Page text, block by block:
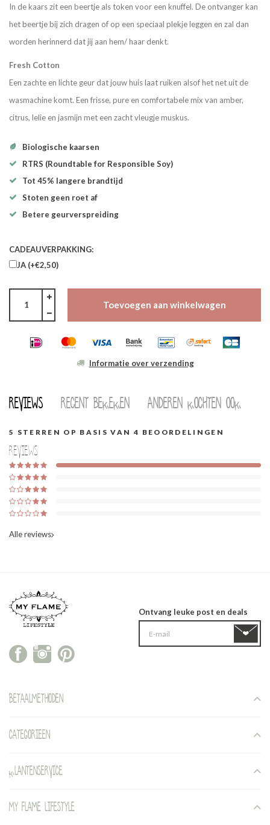
In de kaars zit een beertje als token voor een knuffel. De ontvanger kan
het beertje bij zich dragen of op een speciaal plekje leggen en zal dan
worden herinnerd dat jij aan hem/ haar denkt.
Fresh Cotton
Een zachte en lichte geur dat jouw huis laat ruiken alsof het net uit de
wasmachine komt. Een frisse, pure en comfortabele mix van amber,
citrus, lelie en jasmijn met een zacht vleugje muskus.
Biologische kaarsen
RTRS (Roundtable for Responsible Soy)
Tot 45% langere brandtijd
Stoten geen roet af
Betere geurverspreiding
CADEAUVERPAKKING:
JA (+€2,50)
Toevoegen aan winkelwagen
Informatie over verzending
Reviews Recent bekeken Anderen kochten ook
5 STERREN OP BASIS VAN 4 BEOORDELINGEN
Reviews
Alle reviews
Ontvang leuke post en deals
Betaalmethoden
Categorieen
Klantenservice
My Flame Lifestyle